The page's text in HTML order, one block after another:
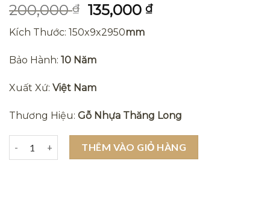
200,000₫
Giá
gốc
là:
200,000 ₫.
135,000₫Giá
Kích Thước: 150x9x2950mm
Bảo Hành: 10 Năm
Xuất Xứ: Việt Nam
Thương Hiệu: Gỗ Nhựa Thăng Long
Tấm ốp lam sóng nhựa giả gỗ lux2 – Tấm ốp 5 sóng giá rẻ số
THÊM VÀO GIỎ HÀNG